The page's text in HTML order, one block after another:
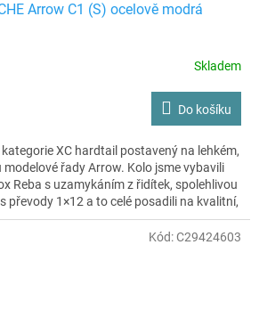
Arrow C1 (S) ocelově modrá
Skladem
Do košíku
XC hardtail postavený na lehkém,
řady Arrow. Kolo jsme vybavili
Reba s uzamykáním z řidítek, spolehlivou
převody 1×12 a to celé posadili na kvalitní,
Speedterra. Kolo jako stvořené pro
která vás nikdy nepřestane bavit.
Kód:C29424603